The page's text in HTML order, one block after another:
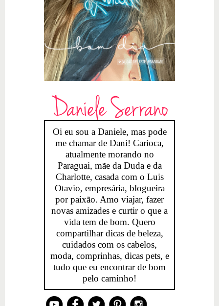
Daniele Serrano
Oi eu sou a Daniele, mas pode
me chamar de Dani! Carioca,
atualmente morando no
Paraguai, mãe da Duda e da
Charlotte, casada com o Luis
Otavio, empresária, blogueira
por paixão. Amo viajar, fazer
novas amizades e curtir o que a
vida tem de bom. Quero
compartilhar dicas de beleza,
cuidados com os cabelos,
moda, comprinhas, dicas pets, e
tudo que eu encontrar de bom
pelo caminho!